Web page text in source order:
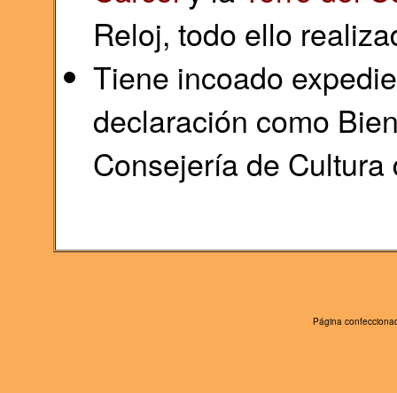
Reloj, todo ello
Tiene incoado
declaración como
Consejería de
Página